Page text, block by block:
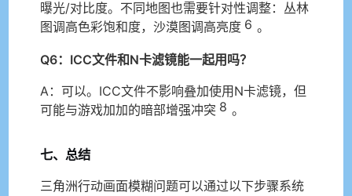
曝光/对比度。不同地图也需要针对性调整：丛林
图调高色彩饱和度，沙漠图调高亮度 6 。
Q6：ICC文件和N卡滤镜能一起用吗？
A：可以。ICC文件不影响叠加使用N卡滤镜，但
可能与游戏加加的暗部增强冲突 8 。
七、总结
三角洲行动画面模糊问题可以通过以下步骤系统